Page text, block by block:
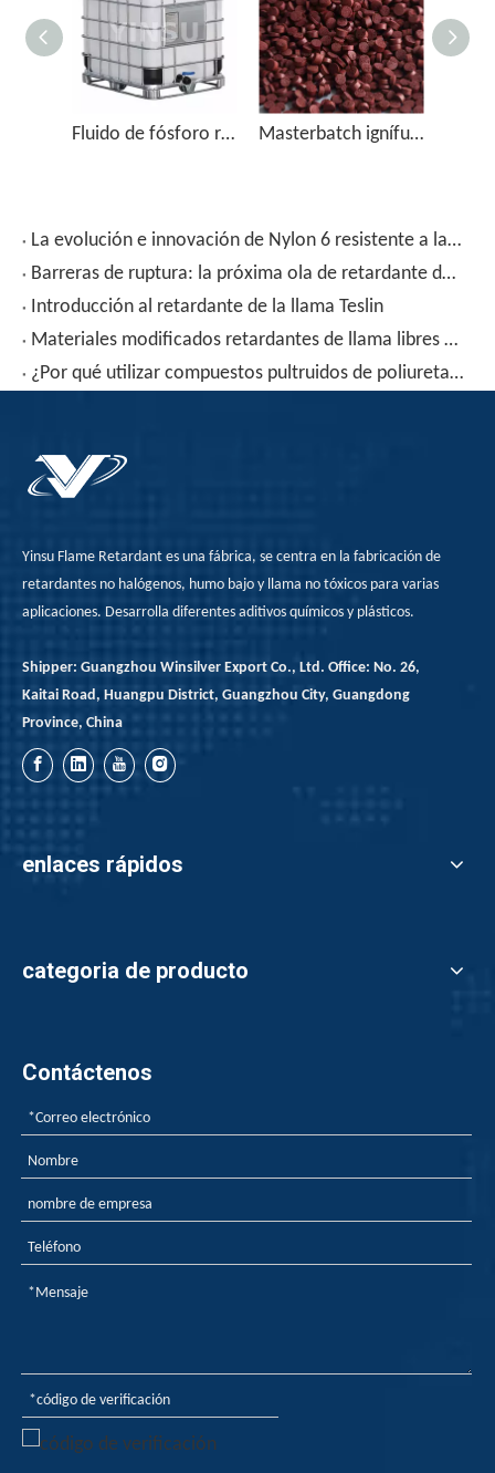
Fluido de fósforo rojo microencapsulado, pasta PG-50 con contenedor IBC Masterbatch ignífugo de fósforo rojo de alta concentración FRP-950
La evolución e innovación de Nylon 6 resistente a la llama para industrias críticas
Barreras de ruptura: la próxima ola de retardante de llama Teslin
Introducción al retardante de la llama Teslin
Materiales modificados retardantes de llama libres de halógenos en la industria de la construcción - Textiles
¿Por qué utilizar compuestos pultruidos de poliuretano para marcos fotovoltaicos?Proceso y aplicaciones de moldeo por pultrusión de poliuretano
Yinsu Flame Retardant es una fábrica, se centra en la fabricación de
retardantes no halógenos, humo bajo y llama no tóxicos para varias
aplicaciones. Desarrolla diferentes aditivos químicos y plásticos.
Shipper: Guangzhou Winsilver Export Co., Ltd. Office: No. 26,
Kaitai Road, Huangpu District, Guangzhou City, Guangdong
Province, China
enlaces rápidos
categoria de producto
Contáctenos